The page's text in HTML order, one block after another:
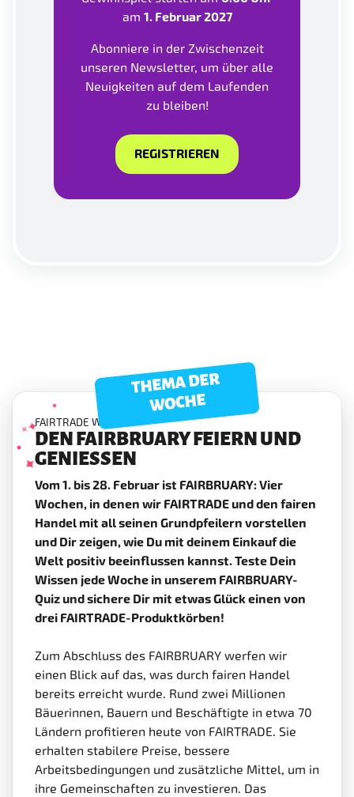
am 1. Februar 2027
Abonniere in der Zwischenzeit
unseren Newsletter, um über alle
Neuigkeiten auf dem Laufenden
zu bleiben!
REGISTRIEREN
THEMA DER
WOCHE
FAIRTRADE WIRKT
DEN FAIRBRUARY FEIERN UND
GENIESSEN
Vom 1. bis 28. Februar ist FAIRBRUARY: Vier
Wochen, in denen wir FAIRTRADE und den fairen
Handel mit all seinen Grundpfeilern vorstellen
und Dir zeigen, wie Du mit deinem Einkauf die
Welt positiv beeinflussen kannst. Teste Dein
Wissen jede Woche in unserem FAIRBRUARY-
Quiz und sichere Dir mit etwas Glück einen von
drei FAIRTRADE-Produktkörben!
Zum Abschluss des FAIRBRUARY werfen wir
einen Blick auf das, was durch fairen Handel
bereits erreicht wurde. Rund zwei Millionen
Bäuerinnen, Bauern und Beschäftigte in etwa 70
Ländern profitieren heute von FAIRTRADE. Sie
erhalten stabilere Preise, bessere
Arbeitsbedingungen und zusätzliche Mittel, um in
ihre Gemeinschaften zu investieren. Das